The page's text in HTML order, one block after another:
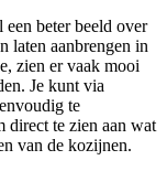
beter beeld over
laten aanbrengen in
zien er vaak mooi
Je kunt via
te
direct te zien aan wat
van de kozijnen.